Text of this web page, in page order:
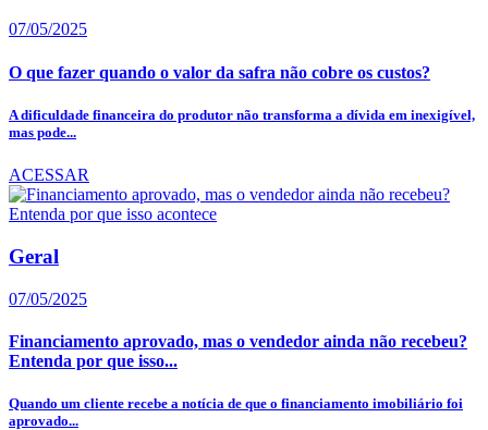
07/05/2025
O que fazer quando o valor da safra não cobre os custos?
A dificuldade financeira do produtor não transforma a dívida em inexigível,
mas pode...
ACESSAR
Geral
07/05/2025
Financiamento aprovado, mas o vendedor ainda não recebeu?
Entenda por que isso...
Quando um cliente recebe a notícia de que o financiamento imobiliário foi
aprovado...